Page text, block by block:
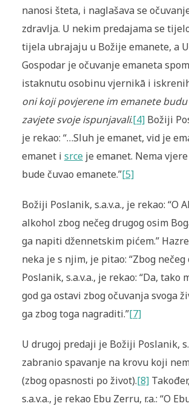
nanosi šteta, i naglašava se
zdravlja. U nekim predajama se
tijela ubrajaju u Božije emanete, a
Gospodar je očuvanje emaneta
istaknutu osobinu vjernikā i
oni koji povjerene im emanete budu
zavjete svoje ispunjavali.[4]Božiji
je rekao: “…Sluh je emanet, vid je
emanet i srceje emanet. Nema
bude čuvao emanete.”[5]
Božiji Poslanik, s.a.v.a., je rekao: “O
alkohol zbog nečeg drugog osim
ga napiti džennetskim pićem.”
neka je s njim, je pitao: “Zbog nečeg
Poslanik, s.a.v.a., je rekao: “Da, tako
god ga ostavi zbog očuvanja svoga
ga zbog toga nagraditi.”[7]
U drugoj predaji je Božiji Poslanik,
zabranio spavanje na krovu koji
(zbog opasnosti po život).[8]
s.a.v.a., je rekao Ebu Zerru, r.a.: “O